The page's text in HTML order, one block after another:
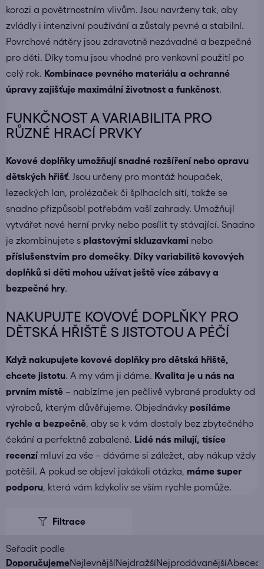
korozi a povětrnostním vlivům. Jsou navrženy tak, aby
zvládly i intenzivní používání a zůstaly pevné a stabilní.
Povrchové nátěry jsou zdravotně nezávadné a bezpečné
pro děti. Díky tomu jsou vhodné pro venkovní použití po
celý rok. Kombinace pevného materiálu a ochranné
úpravy zajišťuje maximální životnost a funkčnost.
FUNKČNOST A VARIABILITA PRO
RŮZNÉ HRACÍ PRVKY
Kovové doplňky umožňují snadné rozšíření nebo opravu
dětských hřišť. Jsou určeny pro montáž houpaček,
lezeckých lan, prolézaček či šplhacích sítí, takže se
snadno přizpůsobí potřebám vaší zahrady. Umožňují
vytvářet nové herní prvky nebo posílit ty stávající. Snadno
je zkombinujete s plastovými skluzavkami nebo
příslušenstvím pro domečky. Díky variabilitě kovových
doplňků si děti mohou užívat ještě více zábavy a
bezpečné hry.
NAKUPUJTE KOVOVÉ DOPLŇKY PRO
DĚTSKÁ HŘIŠTĚ S JISTOTOU A PÉČÍ
Když nakupujete kovové doplňky pro dětská hřiště,
chcete jistotu. A my vám ji dáme. Kvalita je u nás na
prvním místě – nabízíme jen pečlivě vybrané produkty od
výrobců, kterým důvěřujeme. Objednávky posíláme
rychle a bezpečně , aby se k vám dostaly bez zbytečného
čekání a perfektně zabalené. Lidé nás milují, tisíce
recenzímluví za vše – dáváme si záležet, aby nákup vždy
potěšil. A pokud se objeví jakákoli otázka, máme super
podporu , která vám kdykoliv se vším rychle pomůže.
Ř
DoporučujemeNejlevnějšíNejdražšíNejprodávanější
p
i